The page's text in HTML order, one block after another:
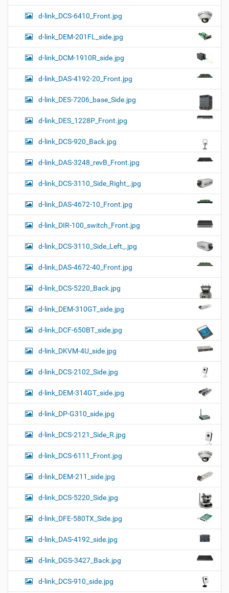
d-link_DCS-6410_Front.jpg
d-link_DEM-201FL_side.jpg
d-link_DCM-1910R_side.jpg
d-link_DAS-4192-20_Front.jpg
d-link_DES-7206_base_Side.jpg
d-link_DES_1228P_Front.jpg
d-link_DCS-920_Back.jpg
d-link_DAS-3248_revB_Front.jpg
d-link_DCS-3110_Side_Right_.jpg
d-link_DAS-4672-10_Front.jpg
d-link_DIR-100_switch_Front.jpg
d-link_DCS-3110_Side_Left_.jpg
d-link_DAS-4672-40_Front.jpg
d-link_DCS-5220_Back.jpg
d-link_DEM-310GT_side.jpg
d-link_DCF-650BT_side.jpg
d-link_DKVM-4U_side.jpg
d-link_DCS-2102_Side.jpg
d-link_DEM-314GT_side.jpg
d-link_DP-G310_side.jpg
d-link_DCS-2121_Side_R.jpg
d-link_DCS-6111_Front.jpg
d-link_DEM-211_side.jpg
d-link_DCS-5220_Side.jpg
d-link_DFE-580TX_Side.jpg
d-link_DAS-4192_side.jpg
d-link_DGS-3427_Back.jpg
d-link_DCS-910_side.jpg